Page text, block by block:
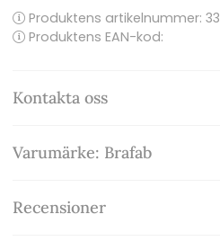
Produktens artikelnummer:
Produktens EAN-kod:
Kontakta oss
Varumärke: Brafab
Recensioner